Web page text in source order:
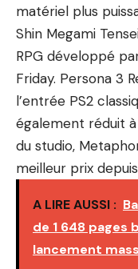
matériel plus
Shin Megami
RPG développé
Friday. Persona 3
l’entrée PS2
également réduit
du studio,
meilleur prix
A LIRE AUSSI :
de 1 648 pages
lancement